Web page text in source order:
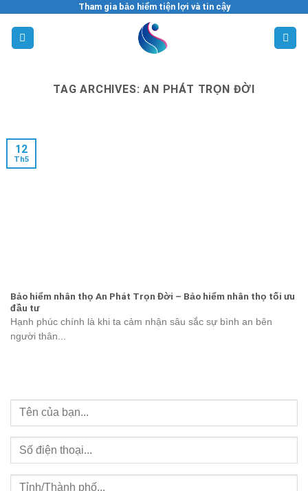
content
Tham gia bảo hiểm tiện lợi và tin cậy
TAG ARCHIVES:AN PHÁT TRỌN ĐỜI
Bảo hiểm nhân thọ An Phát Trọn Đời – Bảo hiểm nhân thọ tối ưu
đầu tư
Hạnh phúc chính là khi ta cảm nhận sâu sắc sự bình an bên
người thân...
12
Th5